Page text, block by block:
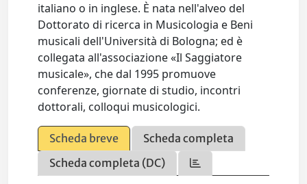
italiano o in inglese. È nata nell'alveo del
Dottorato di ricerca in Musicologia e Beni
musicali dell'Università di Bologna; ed è
collegata all'associazione «Il Saggiatore
musicale», che dal 1995 promuove
conferenze, giornate di studio, incontri
dottorali, colloqui musicologici.
Scheda breve
Scheda completa
Scheda completa (DC)